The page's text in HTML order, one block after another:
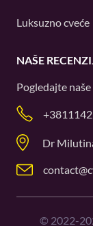
Luksuzno cveće
NAŠE
Pogledajte
Dr
© 2022-